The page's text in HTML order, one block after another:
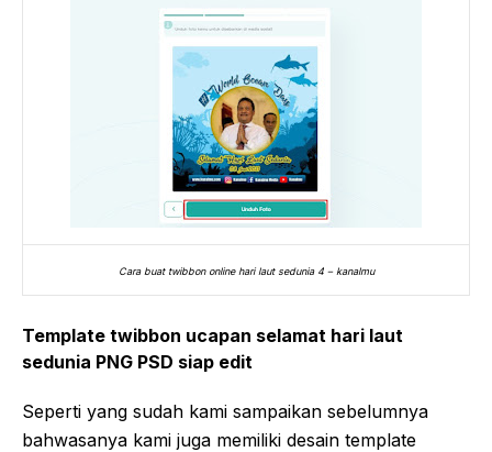
Cara buat twibbon online hari laut sedunia 4 – kanalmu
Template twibbon ucapan selamat hari laut
sedunia PNG PSD siap edit
Seperti yang sudah kami sampaikan sebelumnya
bahwasanya kami juga memiliki desain template